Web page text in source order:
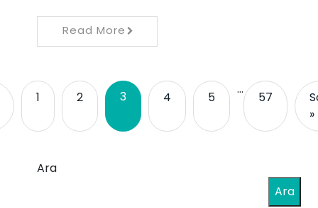
Read More
1 2 3 4 5
…
57
»
Ara
Ara